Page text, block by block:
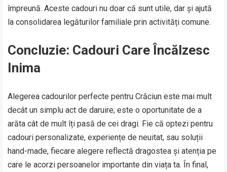
împreună. Aceste cadouri nu doar că sunt utile, dar și ajută
la consolidarea legăturilor familiale prin activități comune.
Concluzie: Cadouri Care Încălzesc
Inima
Alegerea cadourilor perfecte pentru Crăciun este mai mult
decât un simplu act de daruire; este o oportunitate de a
arăta cât de mult îți pasă de cei dragi. Fie că optezi pentru
cadouri personalizate, experiențe de neuitat, sau soluții
hand-made, fiecare alegere reflectă dragostea și atenția pe
care le acorzi persoanelor importante din viața ta. În final,